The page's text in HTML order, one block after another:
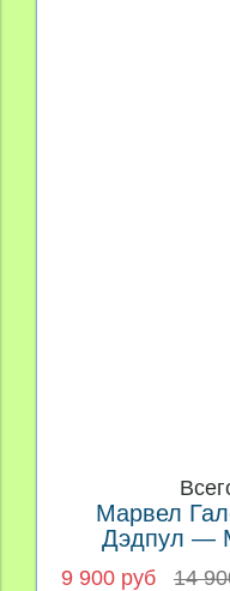
Марвел
Дэдпул —
9 900 руб 14